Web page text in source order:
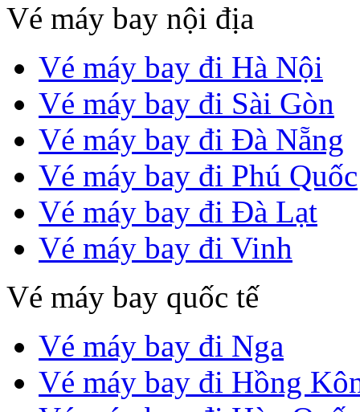
Vé máy bay nội địa
Vé máy bay đi Hà Nội
Vé máy bay đi Sài Gòn
Vé máy bay đi Đà Nẵng
Vé máy bay đi Phú Quốc
Vé máy bay đi Đà Lạt
Vé máy bay đi Vinh
Vé máy bay quốc tế
Vé máy bay đi Nga
Vé máy bay đi Hồng